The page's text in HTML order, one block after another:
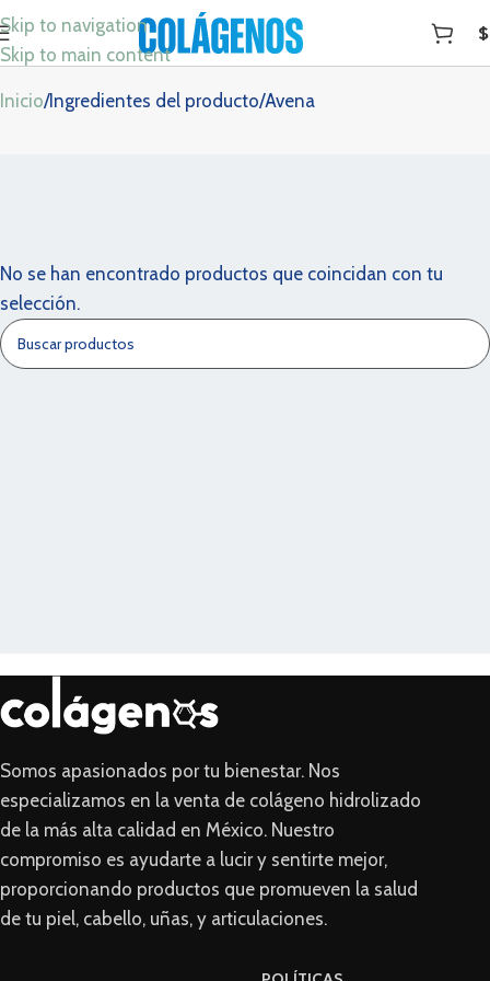
Skip to navigation
Skip to main content
$
Avena
Inicio Ingredientes del producto Avena
No se han encontrado productos que coincidan con tu
selección.
Somos apasionados por tu bienestar. Nos
especializamos en la venta de colágeno hidrolizado
de la más alta calidad en México. Nuestro
compromiso es ayudarte a lucir y sentirte mejor,
proporcionando productos que promueven la salud
de tu piel, cabello, uñas, y articulaciones.